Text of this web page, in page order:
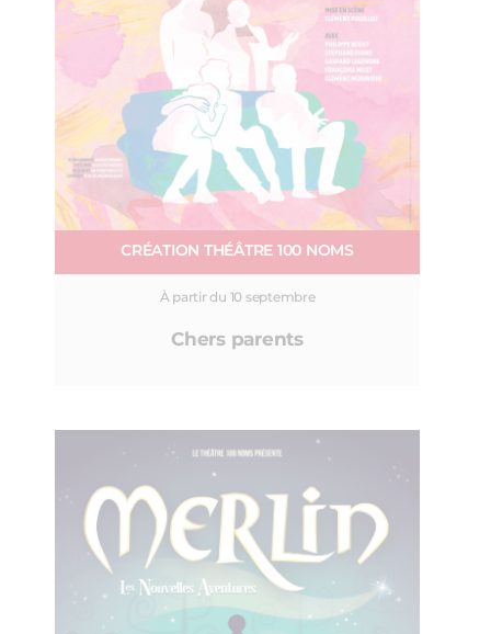
CRÉATION THÉÂTRE 100 NOMS
À partir du 10 septembre
Chers parents